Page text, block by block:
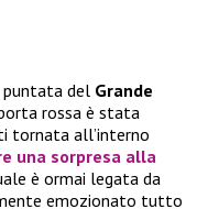
puntata del Grande
rossa è stata
tornata all’interno
una sorpresa alla
è ormai legata da
emozionato tutto